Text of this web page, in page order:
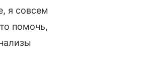
я совсем
помочь,